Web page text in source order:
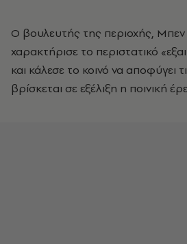
Ο βουλευτής της περιοχής, Μπεν
χαρακτήρισε το περιστατικό
και κάλεσε το κοινό να αποφύγει
βρίσκεται σε εξέλιξη η ποινική